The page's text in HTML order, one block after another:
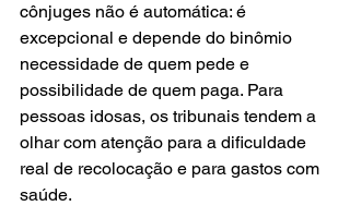
cônjuges não é automática: é
excepcional e depende do binômio
necessidade de quem pede e
possibilidade de quem paga. Para
pessoas idosas, os tribunais tendem a
olhar com atenção para a dificuldade
real de recolocação e para gastos com
saúde.